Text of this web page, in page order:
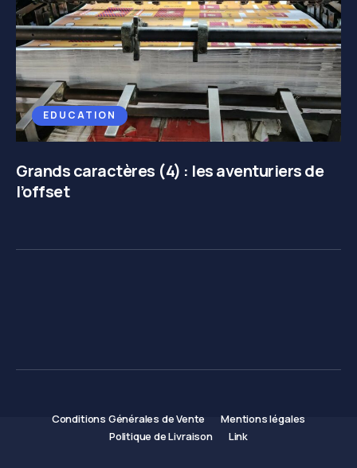
EDUCATION
Grands caractères (4) : les aventuriers de
l’offset
Conditions Générales de Vente
Mentions légales
Politique de Livraison
Link